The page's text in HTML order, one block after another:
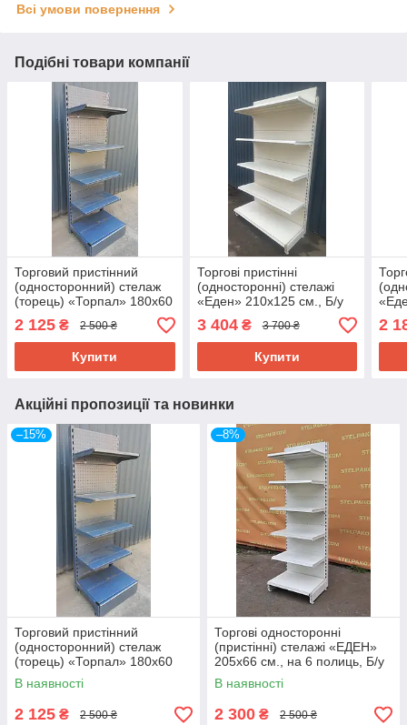
Всі умови повернення
Подібні товари компанії
Торговий пристінний
(односторонний) стелаж
(торець) «Торпал» 180х60
см., RAL-7024, Б/у
2 125 ₴ 2 500 ₴
Купити
Торгові пристінні
(односторонні) стелажі
«Еден» 210х125 см., Б/у
3 404₴ 3 700 ₴
Купити
Б/у
2
Акційні пропозиції та новинки
–15%
Торговий пристінний
(односторонний) стелаж
(торець) «Торпал» 180х60
см., RAL-7024, Б/у
В наявності
2 125 ₴ 2 500 ₴
–8%
Торгові односторонні
(пристінні) стелажі «ЕДЕН»
205х66 см., на 6 полиць, Б/у
В наявності
2 300 ₴ 2 500 ₴